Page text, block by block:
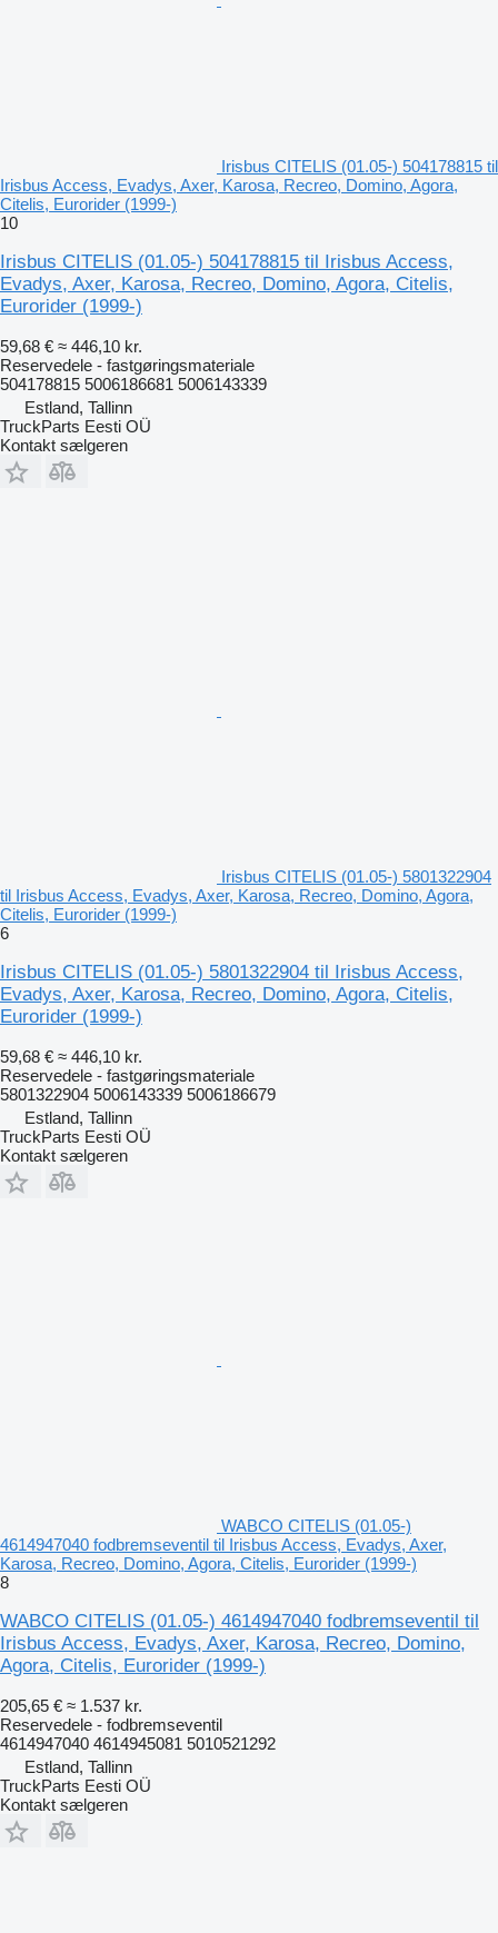
Irisbus CITELIS (01.05-) 504178815 til
Irisbus Access, Evadys, Axer, Karosa, Recreo, Domino, Agora,
Citelis, Eurorider (1999-)
10
Irisbus CITELIS (01.05-) 504178815 til Irisbus Access,
Evadys, Axer, Karosa, Recreo, Domino, Agora, Citelis,
Eurorider (1999-)
59,68 € ≈ 446,10 kr.
Reservedele - fastgøringsmateriale
504178815 5006186681 5006143339
Estland, Tallinn
TruckParts Eesti OÜ
Kontakt sælgeren
Irisbus CITELIS (01.05-) 5801322904
til Irisbus Access, Evadys, Axer, Karosa, Recreo, Domino, Agora,
Citelis, Eurorider (1999-)
6
Irisbus CITELIS (01.05-) 5801322904 til Irisbus Access,
Evadys, Axer, Karosa, Recreo, Domino, Agora, Citelis,
Eurorider (1999-)
59,68 € ≈ 446,10 kr.
Reservedele - fastgøringsmateriale
5801322904 5006143339 5006186679
Estland, Tallinn
TruckParts Eesti OÜ
Kontakt sælgeren
WABCO CITELIS (01.05-)
4614947040 fodbremseventil til Irisbus Access, Evadys, Axer,
Karosa, Recreo, Domino, Agora, Citelis, Eurorider (1999-)
8
WABCO CITELIS (01.05-) 4614947040 fodbremseventil til
Irisbus Access, Evadys, Axer, Karosa, Recreo, Domino,
Agora, Citelis, Eurorider (1999-)
205,65 € ≈ 1.537 kr.
Reservedele - fodbremseventil
4614947040 4614945081 5010521292
Estland, Tallinn
TruckParts Eesti OÜ
Kontakt sælgeren